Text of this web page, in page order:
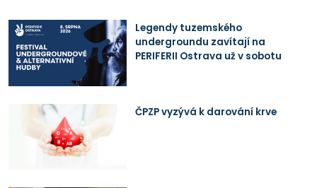
Legendy tuzemského
undergroundu zavítají na
PERIFERII Ostrava už v sobotu
ČPZP vyzývá k darování krve